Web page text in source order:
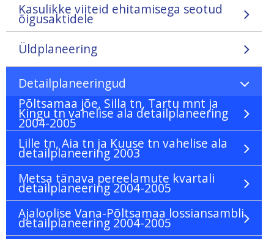
Kasulikke viiteid ehitamisega seotud
õigusaktidele
Üldplaneering
Detailplaneeringud
Põltsamaa jõe, Silla tn, Tartu mnt ja
Kingu tn vahelise ala detailplaneering
2004-2005
Lille tn, Aia tn ja Kuuse tn vahelise ala
detailplaneering 2003
Metsa tänava pereelamute kvartali
detailplaneering 2004-2005
Ajaloolise Vana-Põltsamaa lossiansambli
detailplaneering 2004-2005